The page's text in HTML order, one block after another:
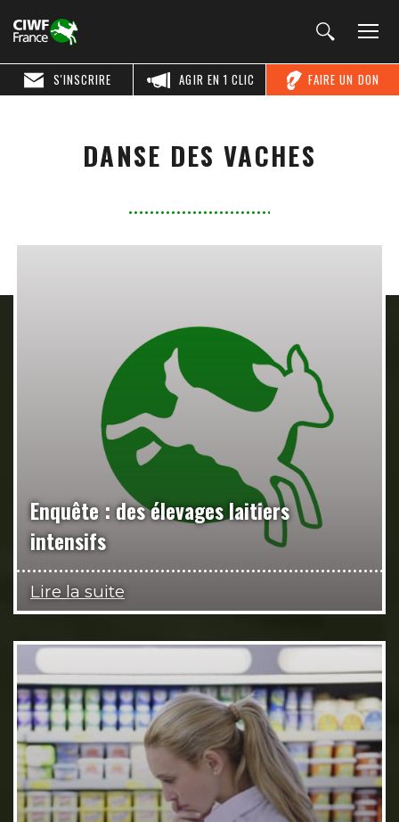
FAIRE UN DON
AGIR EN 1 CLIC
S'INSCRIRE
DANSE DES VACHES
Enquête : des élevages laitiers
intensifs
Lire la suite